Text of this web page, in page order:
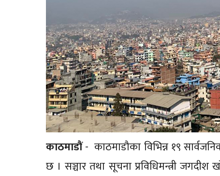
काठमाडाैं- काठमाडौका विभिन्न १९
छ । सञ्चार तथा सूचना प्रविधिमन्त्री जगदीश